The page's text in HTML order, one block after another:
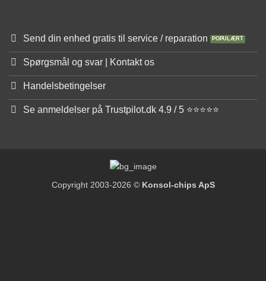
Send din enhed gratis til service / reparation
Spørgsmål og svar | Kontakt os
Handelsbetingelser
Se anmeldelser på Trustpilot.dk 4.9 / 5 ⭐⭐⭐⭐⭐
Copyright 2003-2026 © Konsol-chips ApS